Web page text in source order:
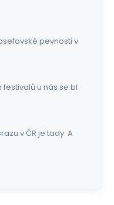
pevnosti v
u nás se bl
v ČR je tady. A